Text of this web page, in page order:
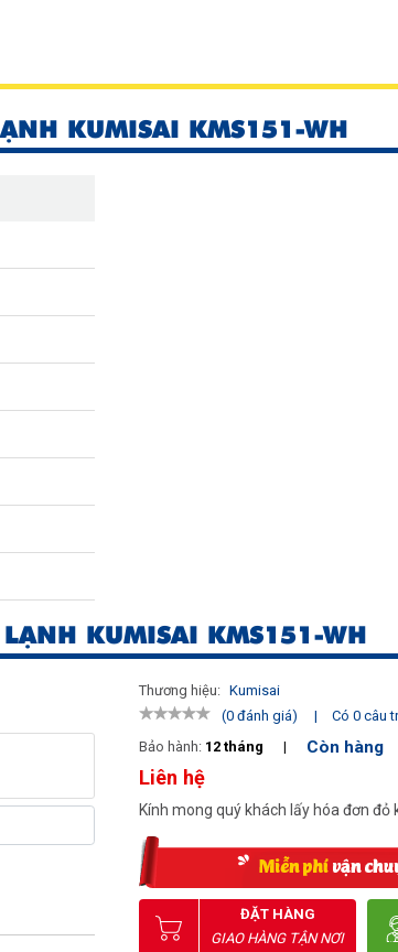
KUMISAI KMS151-WH
KUMISAI KMS151-WH
Thương hiệu: Kumisai
(0 đánh giá)
|
Có 0 câu
Bảo hành: 12 tháng | Còn hàng
Liên hệ
Kính mong quý khách lấy hóa đơn
ĐẶT HÀNG
GIAO HÀNG TẬN NƠI